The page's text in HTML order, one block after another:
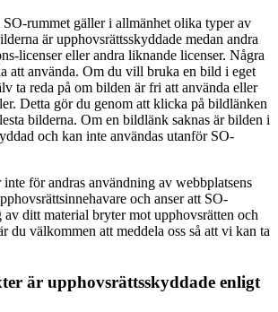
rummet gäller i allmänhet olika typer av
är upphovsrättsskyddade medan andra
licenser eller andra liknande licenser. Några
att använda. Om du vill bruka en bild i eget
ta reda på om bilden är fri att använda eller
Detta gör du genom att klicka på bildlänken
bilderna. Om en bildlänk saknas är bilden i
och kan inte användas utanför SO-
inte för andras användning av webbplatsens
och anser att SO-
av ditt material bryter mot upphovsrätten och
du välkommen att meddela oss så att vi kan ta
är upphovsrättsskyddade enligt